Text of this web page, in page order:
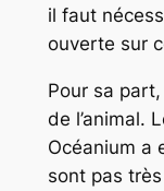
il faut
ouverte sur
Pour sa
de l’animal.
Océanium a
sont pas